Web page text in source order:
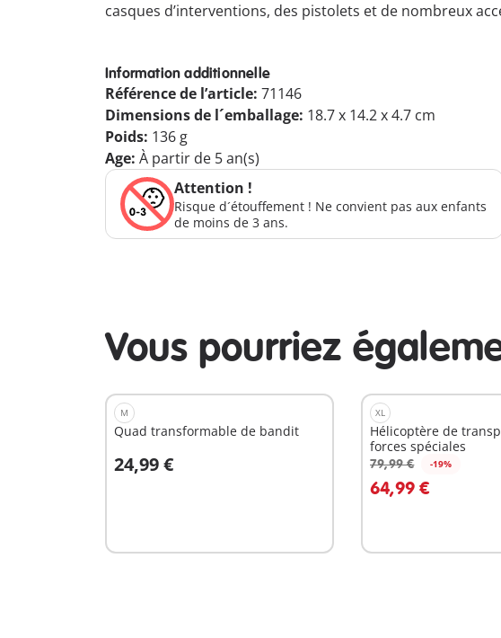
casques d’interventions, des pistolets et de nombreux
Information additionnelle
Référence de l’article: 71146
Dimensions de l´emballage: 18.7 x 14.2 x 4.7 cm
Poids: 136 g
Age: À partir de 5 an(s)
Attention !
Risque d´étouffement ! Ne convient pas aux enfants
de moins de 3 ans.
Vous pourriez
M
Quad transformable de bandit
24,99 €
Au panier
XL
Hélicoptère de
forces spéciales
79,99 € -19%
64,99 €